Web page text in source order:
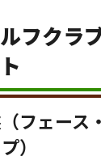
フクラ
フェース
）